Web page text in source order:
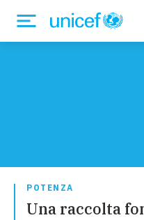
POTENZA
Una raccolta